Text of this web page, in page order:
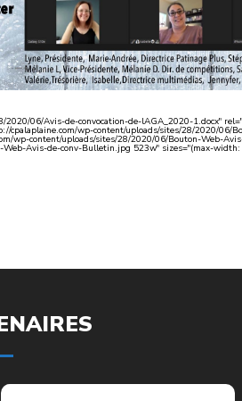
06/Avis-de-convocation-de-lAGA_2020-1.docx"
cpalaplaine.com/wp-content/uploads/sites/28/2020/06/
wp-content/uploads/sites/28/2020/06/Bouton-Web-
Avis-de-conv-Bulletin.jpg 523w" sizes="(max-